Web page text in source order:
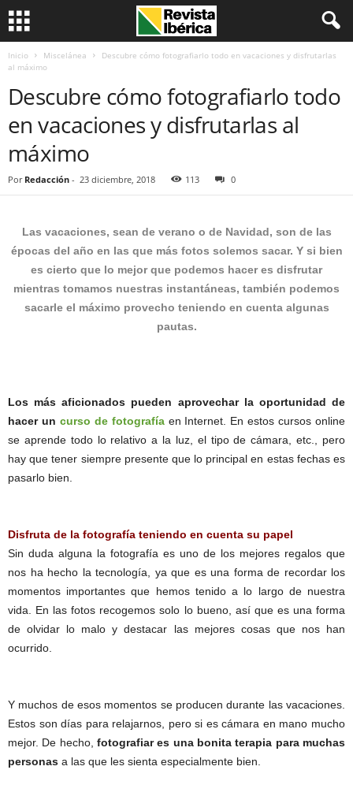
Inicio Miscelánea
Descubre cómo fotografiarlo todo en vacaciones y disfrutarlas
al máximo
Descubre cómo fotografiarlo todo
en vacaciones y disfrutarlas al
máximo
Por Redacción - 23 diciembre, 2018 113 0
Las vacaciones, sean de verano o de Navidad, son de las
épocas del año en las que más fotos solemos sacar. Y si bien
es cierto que lo mejor que podemos hacer es disfrutar
mientras tomamos nuestras instantáneas, también podemos
sacarle el máximo provecho teniendo en cuenta algunas
pautas.
Los más aficionados pueden aprovechar la oportunidad de
hacer un curso de fotografíaen Internet. En estos cursos online
se aprende todo lo relativo a la luz, el tipo de cámara, etc., pero
hay que tener siempre presente que lo principal en estas fechas es
pasarlo bien.
Disfruta de la fotografía teniendo en cuenta su papel
Sin duda alguna la fotografía es uno de los mejores regalos que
nos ha hecho la tecnología, ya que es una forma de recordar los
momentos importantes que hemos tenido a lo largo de nuestra
vida. En las fotos recogemos solo lo bueno, así que es una forma
de olvidar lo malo y destacar las mejores cosas que nos han
ocurrido.
Y muchos de esos momentos se producen durante las vacaciones.
Estos son días para relajarnos, pero si es cámara en mano mucho
mejor. De hecho, fotografiar es una bonita terapia para muchas
personas a las que les sienta especialmente bien.